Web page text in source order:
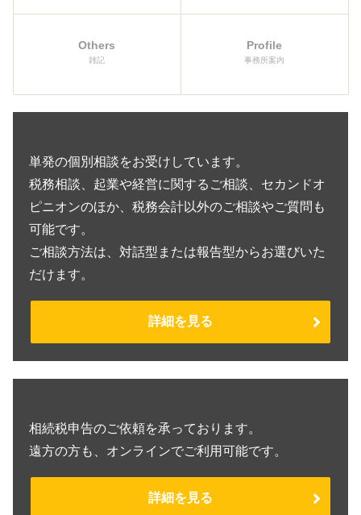
Others
雑記
Profile
事務所案内
単発の個別相談をお受けしています。
税務相談、起業や経営に関するご相談、セカンドオ
ピニオンのほか、税務会計以外のご相談やご質問も
可能です。
ご相談方法は、対話型または報告型からお選びいた
だけます。
詳細を見る
相続税申告のご依頼を承っております。
遠方の方も、オンラインでご利用可能です。
詳細を見る